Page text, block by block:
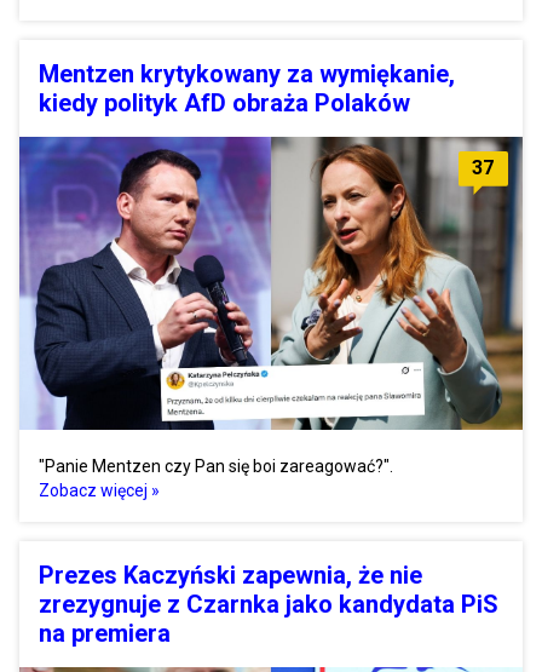
Mentzen krytykowany za wymiękanie,
kiedy polityk AfD obraża Polaków
37
"Panie Mentzen czy Pan się boi zareagować?".
Zobacz więcej »
Prezes Kaczyński zapewnia, że nie
zrezygnuje z Czarnka jako kandydata PiS
na premiera